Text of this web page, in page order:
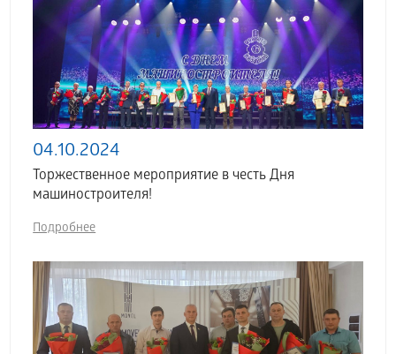
04.10.2024
Торжественное мероприятие в честь Дня
машиностроителя!
Подробнее